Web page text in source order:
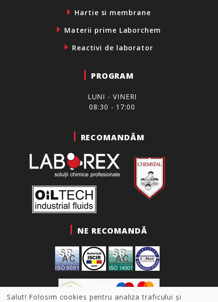
Hartie si membrane
Materii prime Laborchem
Reactivi de laborator
PROGRAM
LUNI - VINERI
08:30 - 17:00
RECOMANDĂM
NE RECOMANDĂ
Salut! Folosim cookies pentru analiza traficului și